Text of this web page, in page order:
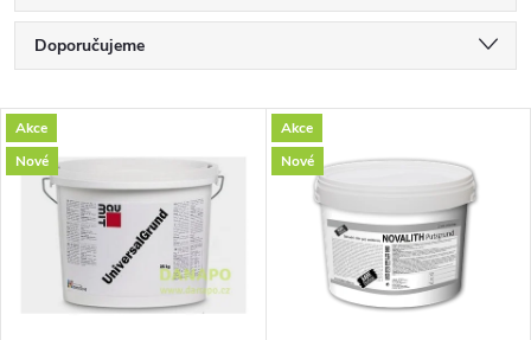
Ř
a
z
Doporučujeme
Nejdražší
Nejprodávanější
Abecedně
V
ý
Akce
Nové
Akce
Nové